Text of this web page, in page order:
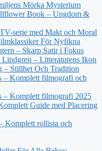
Mörka Mysterium
Book – Ungdom &
serie med Makt och Moral
För Nyfikna
– Skarp Satir i Fokus
– Litteraturens Ikon
Stillhet Och Tradition
– Komplett filmografi och
– Komplett filmografi 2025
Guide med Placering
Komplett rollista och